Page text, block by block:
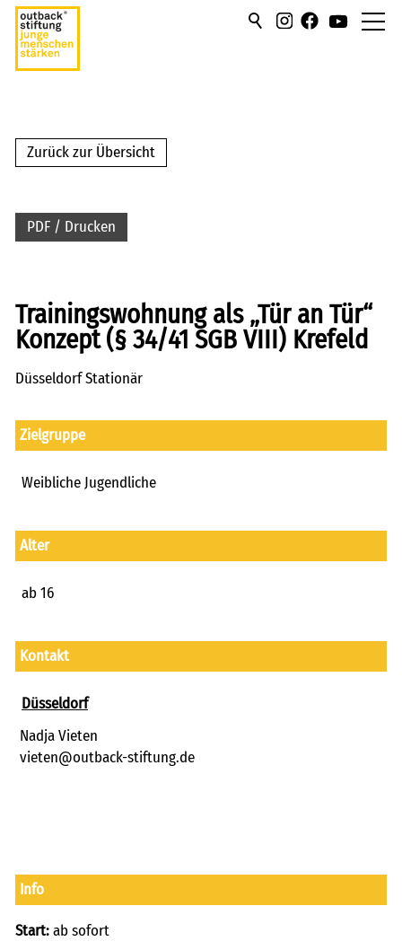
hilfen/leistung
sportmentoring
karriere
kontakt
FAIRMILIE
initiativbewerbung
Zurück zur Übersicht
PDF / Drucken
Trainingswohnung als „Tür an Tür“
Konzept (§ 34/41 SGB VIII) Krefeld
Düsseldorf Stationär
Zielgruppe
Weibliche Jugendliche
Alter
ab 16
Kontakt
Düsseldorf
Nadja Vieten
vieten@outback-stiftung.de
Info
Start:ab sofort